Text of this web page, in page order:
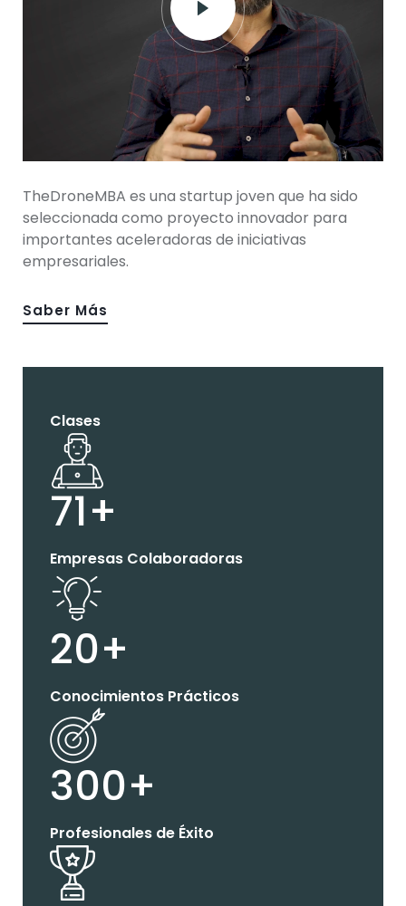
TheDroneMBA es una startup joven que ha sido
seleccionada como proyecto innovador para
importantes aceleradoras de iniciativas
empresariales.
Saber Más
Clases
71+
Empresas Colaboradoras
20+
Conocimientos Prácticos
300+
Profesionales de Éxito